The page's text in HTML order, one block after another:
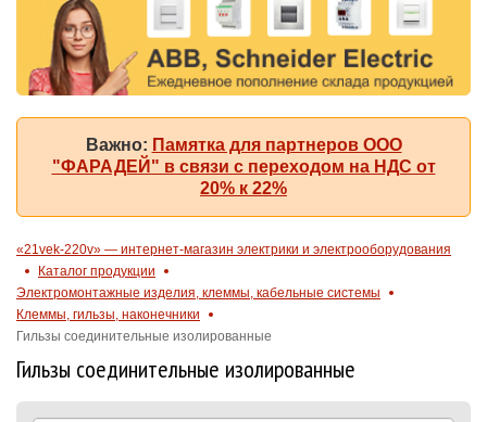
Важно: Памятка для партнеров ООО
"ФАРАДЕЙ" в связи с переходом на НДС от
20% к 22%
«21vek-220v» — интернет-магазин электрики и электрооборудования
Каталог продукции
Электромонтажные изделия, клеммы, кабельные системы
Клеммы, гильзы, наконечники
Гильзы соединительные изолированные
Гильзы соединительные изолированные